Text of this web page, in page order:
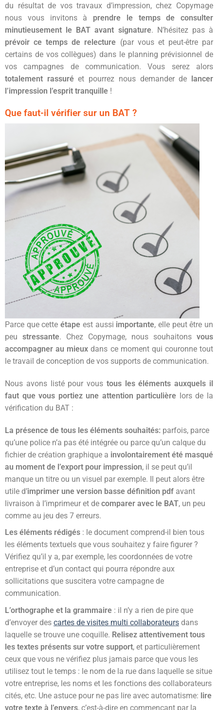
du résultat de vos travaux d’impression, chez Copymage
nous vous invitons à prendre le temps de consulter
minutieusement le BAT avant signature. N’hésitez pas à
prévoir ce temps de relecture (par vous et peut-être par
certains de vos collègues) dans le planning prévisionnel de
vos campagnes de communication. Vous serez alors
totalement rassuré et pourrez nous demander de lancer
l’impression l’esprit tranquille !
Que faut-il vérifier sur un BAT ?
Parce que cetteétape est aussi importante, elle peut être un
peu stressante. Chez Copymage, nous souhaitons vous
accompagner au mieux dans ce moment qui couronne tout
le travail de conception de vos supports de communication.
Nous avons listé pour vous tous les éléments auxquels il
faut que vous portiez une attention particulière lors de la
vérification du BAT :
La présence de tous les éléments souhaités: parfois, parce
qu’une police n’a pas été intégrée ou parce qu’un calque du
fichier de création graphique a involontairement été masqué
au moment de l’export pour impression, il se peut qu’il
manque un titre ou un visuel par exemple. Il peut alors être
utile d’imprimer une version basse définition pdf avant
livraison à l’imprimeur et de comparer avec le BAT, un peu
comme au jeu des 7 erreurs.
Les éléments rédigés : le document comprend-il bien tous
les éléments textuels que vous souhaitez y faire figurer ?
Vérifiez qu’il y a, par exemple, les coordonnées de votre
entreprise et d’un contact qui pourra répondre aux
sollicitations que suscitera votre campagne de
communication.
L’orthographe et la grammaire : il n’y a rien de pire que
d’envoyer des cartes de visites multi collaborateurs dans
laquelle se trouve une coquille. Relisez attentivement tous
les textes présents sur votre support, et particulièrement
ceux que vous ne vérifiez plus jamais parce que vous les
utilisez tout le temps : le nom de la rue dans laquelle se situe
votre entreprise, les noms et les fonctions des collaborateurs
cités, etc. Une astuce pour ne pas lire avec automatisme: lire
votre texte à l’envers, c’est-à-dire en commençant par la